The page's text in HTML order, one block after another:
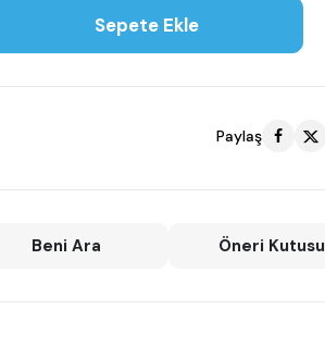
Sepete Ekle
Paylaş
Beni Ara Öneri Kutusu